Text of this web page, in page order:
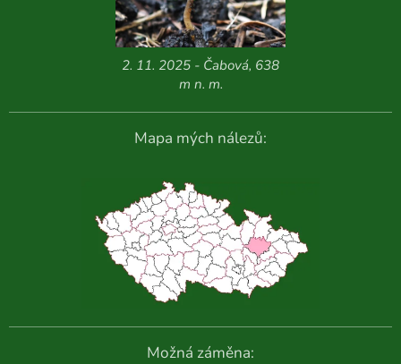
2. 11. 2025 - Čabová, 638
m n. m.
Mapa mých nálezů:
Možná záměna: